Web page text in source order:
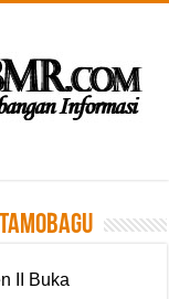
II Buka